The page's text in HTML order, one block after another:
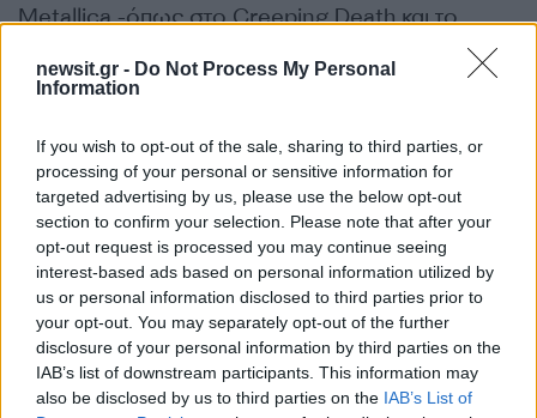
newsit.gr - Do Not Process My Personal
Information
If you wish to opt-out of the sale, sharing to third parties, or
processing of your personal or sensitive information for
targeted advertising by us, please use the below opt-out
section to confirm your selection. Please note that after your
opt-out request is processed you may continue seeing
interest-based ads based on personal information utilized by
us or personal information disclosed to third parties prior to
your opt-out. You may separately opt-out of the further
disclosure of your personal information by third parties on the
IAB’s list of downstream participants. This information may
also be disclosed by us to third parties on the IAB’s List of
Metallica -όπως στο Creeping Death και το
Master of Puppets, έστηναν τα δικά τους ‘mosh
pits’, χόρεψαν τον «Ζορμπά», έκλεισαν τα μάτια
Nothing Else Matters και το Unforgiven.
Άλλοι, κυρίως νεότεροι, έβρισκαν υψηλότερα
σημεία να σκαρφαλώσουν, και«έκλεβαν» ματιές
από τις οθόνες που είχαν στηθεί εντός του
σταδίου και απολάμβαναν τα φωτορρυθμικά
και τις φλόγες.